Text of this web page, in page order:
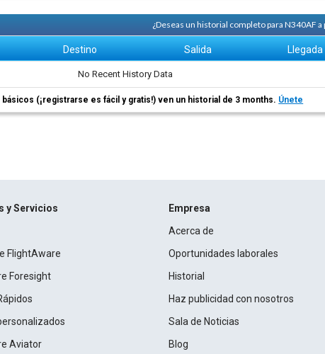
¿Deseas un historial completo para N340AF
Destino Salida Llegada
No Recent History Data
básicos (¡registrarse es fácil y gratis!) ven un historial de 3 months. Únete
y Servicios
FlightAware
Foresight
Aviator
Empresa
Acerca de
Oportunidades laborales
Historial
Haz publicidad con nosotros
Sala de Noticias
Blog